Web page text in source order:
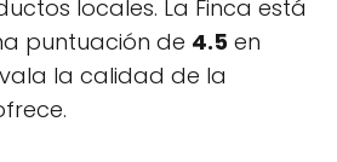
locales. La Finca está
puntuación de 4.5 en
la calidad de la